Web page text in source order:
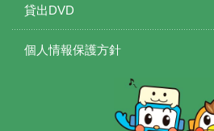
貸出DVD
個人情報保護方針